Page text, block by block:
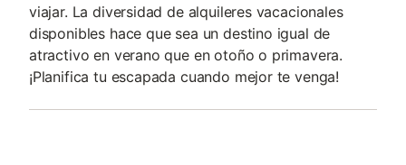
viajar. La diversidad de alquileres vacacionales
disponibles hace que sea un destino igual de
atractivo en verano que en otoño o primavera.
¡Planifica tu escapada cuando mejor te venga!